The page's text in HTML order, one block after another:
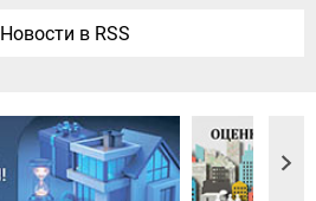
Новости в RSS